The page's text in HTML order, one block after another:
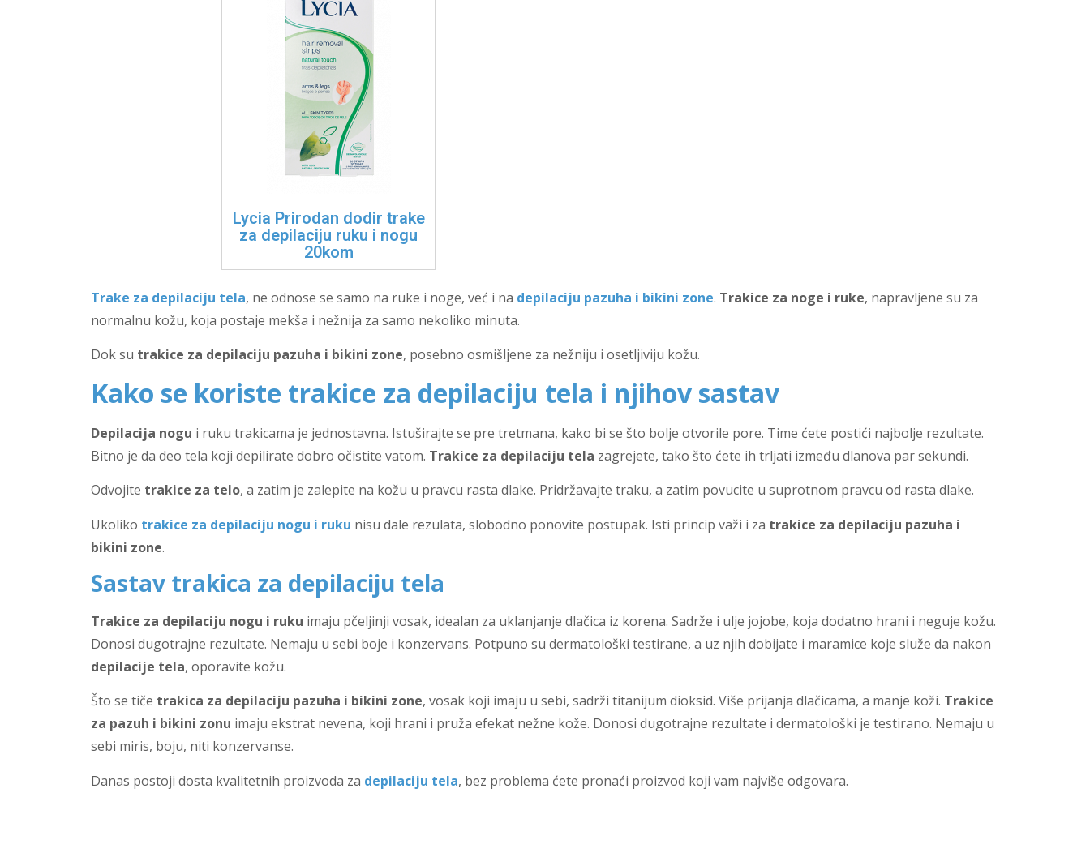
Lycia Prirodan dodir trake
za depilaciju ruku i nogu
20kom
Trake za depilaciju tela, ne odnose se samo na ruke i noge, već i na depilaciju pazuha i bikini zone. Trakice za noge i ruke, napravljene su za
normalnu kožu, koja postaje mekša i nežnija za samo nekoliko minuta.
Dok su trakice za depilaciju pazuha i bikini zone, posebno osmišljene za nežniju i osetljiviju kožu.
Kako se koriste trakice za depilaciju tela i njihov sastav
Depilacija nogu i ruku trakicama je jednostavna. Istuširajte se pre tretmana, kako bi se što bolje otvorile pore. Time ćete postići najbolje rezultate.
Bitno je da deo tela koji depilirate dobro očistite vatom. Trakice za depilaciju tela zagrejete, tako što ćete ih trljati između dlanova par sekundi.
Odvojite trakice za telo, a zatim je zalepite na kožu u pravcu rasta dlake. Pridržavajte traku, a zatim povucite u suprotnom pravcu od rasta dlake.
Ukoliko trakice za depilaciju nogu i ruku nisu dale rezulata, slobodno ponovite postupak. Isti princip važi i za trakice za depilaciju pazuha i
bikini zone.
Sastav trakica za depilaciju tela
Trakice za depilaciju nogu i ruku imaju pčeljinji vosak, idealan za uklanjanje dlačica iz korena. Sadrže i ulje jojobe, koja dodatno hrani i neguje kožu.
Donosi dugotrajne rezultate. Nemaju u sebi boje i konzervans. Potpuno su dermatološki testirane, a uz njih dobijate i maramice koje služe da nakon
depilacije tela, oporavite kožu.
Što se tiče trakica za depilaciju pazuha i bikini zone, vosak koji imaju u sebi, sadrži titanijum dioksid. Više prijanja dlačicama, a manje koži. Trakice
za pazuh i bikini zonu imaju ekstrat nevena, koji hrani i pruža efekat nežne kože. Donosi dugotrajne rezultate i dermatološki je testirano. Nemaju u
sebi miris, boju, niti konzervanse.
Danas postoji dosta kvalitetnih proizvoda za depilaciju tela, bez problema ćete pronaći proizvod koji vam najviše odgovara.